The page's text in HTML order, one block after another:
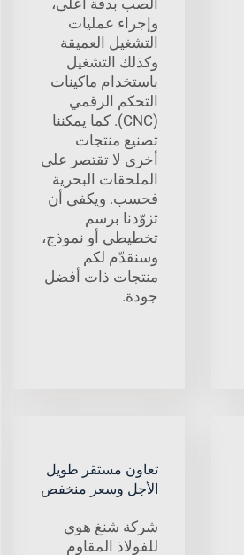
وإجراء عمليات
التشغيل العميقة
وكذلك التشغيل
باستخدام ماكينات
التحكم الرقمي
(CNC). كما يمكننا
تصنيع منتجات
أخرى لا تقتصر على
الملحقات البحرية
فحسب. ويكفي أن
تزوّدنا برسم
تخطيطي أو نموذج،
وسنقدّم لكم
منتجات ذات أفضل
جودة.
تعاون مستقر طويل
الأجل وسعر منخفض
شركة شنغ هوي
للفولاذ المقاوم